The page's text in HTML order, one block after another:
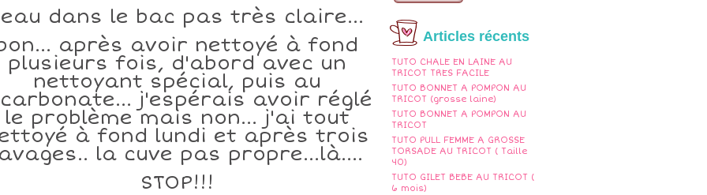
Articles récents
TUTO CHALE EN LAINE AU
TRICOT TRES FACILE
TUTO BONNET A POMPON AU
TRICOT (grosse laine)
TUTO BONNET A POMPON AU
TRICOT
TUTO PULL FEMME A GROSSE
TORSADE AU TRICOT ( Taille
40)
TUTO GILET BEBE AU TRICOT (
6 mois)
dans le bac pas très claire...
après avoir nettoyé à fond
plusieurs fois, d'abord avec un
nettoyant spécial, puis au
j'espérais avoir réglé
le problème mais non... j'ai tout
à fond lundi et après trois
la cuve pas propre...là....
STOP!!!